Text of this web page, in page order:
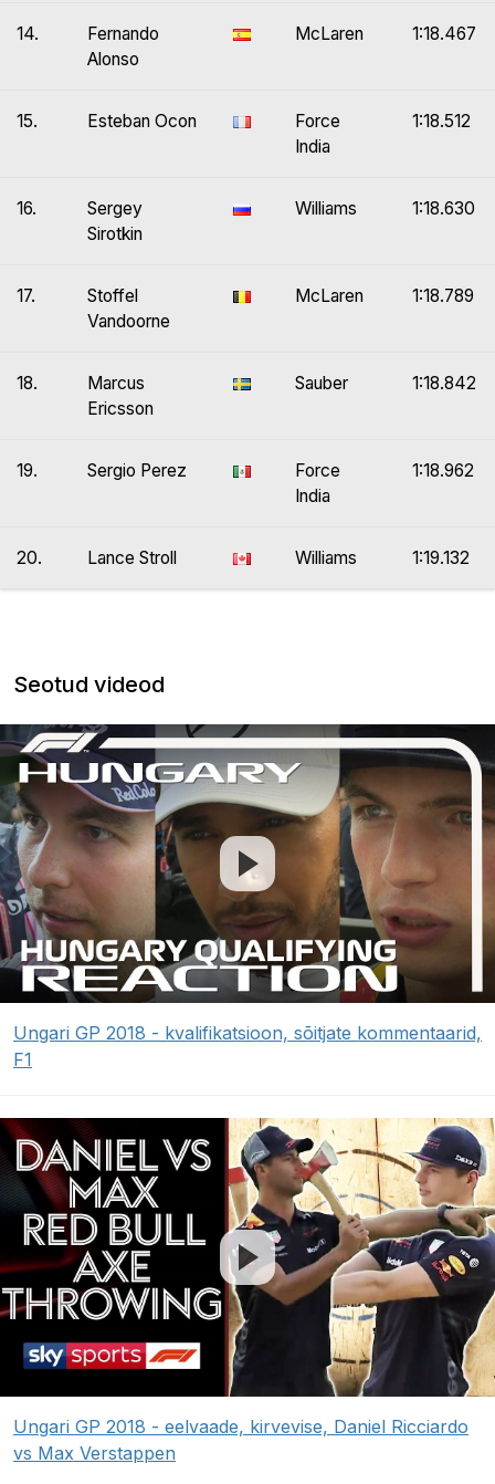
14.
Fernando
Alonso
McLaren 1:18.467
15. Esteban Ocon
Force
India
1:18.512
16.
Sergey
Sirotkin
Williams 1:18.630
17.
Stoffel
Vandoorne
McLaren 1:18.789
18.
Marcus
Ericsson
Sauber 1:18.842
19. Sergio Perez
Force
India
1:18.962
20. Lance Stroll Williams 1:19.132
Seotud videod
Ungari GP 2018 - kvalifikatsioon, sõitjate kommentaarid,
F1
Ungari GP 2018 - eelvaade, kirvevise, Daniel Ricciardo
vs Max Verstappen